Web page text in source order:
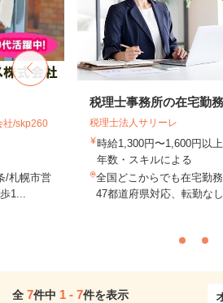
社/skp260
/札幌市営
1...
税理士事務所の在宅勤
税理士法人サリーレ
時給1,300円〜1,600円
年数・スキルによる
全国どこからでも在宅勤
47都道府県対応、転勤なし
全 7件中 1 - 7件を表示